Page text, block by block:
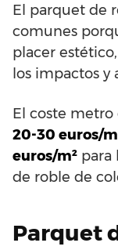
El parquet de
comunes
placer
los impactos y
El coste
20-30 euros/
euros/m² para
de roble de
Parquet